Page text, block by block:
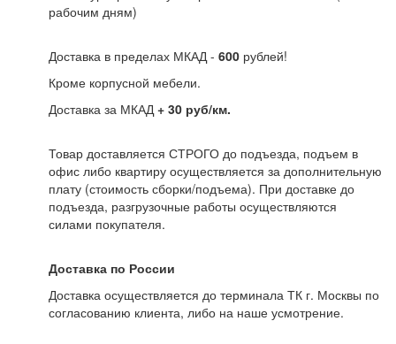
рабочим дням)
Доставка в пределах МКАД - 600 рублей!
Кроме корпусной мебели.
Доставка за МКАД + 30 руб/км.
Товар доставляется СТРОГО до подъезда, подъем в
офис либо квартиру осуществляется за дополнительную
плату (стоимость сборки/подъема). При доставке до
подъезда, разгрузочные работы осуществляются
силами покупателя.
Доставка по России
Доставка осуществляется до терминала ТК г. Москвы по
согласованию клиента, либо на наше усмотрение.